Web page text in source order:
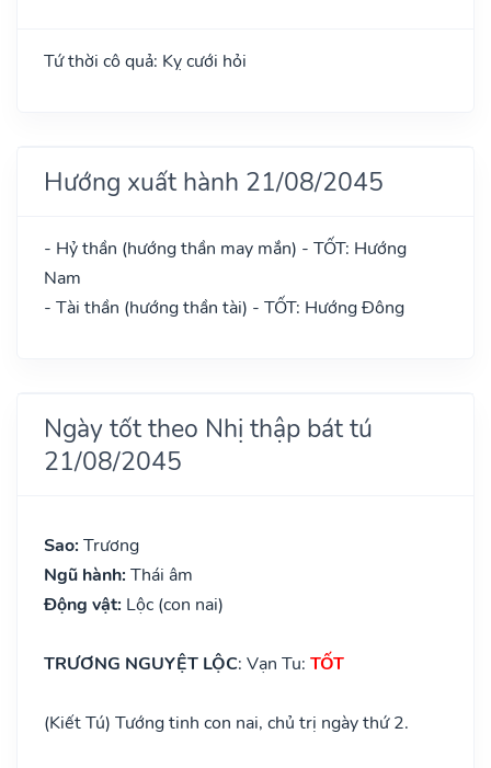
Tứ thời cô quả: Kỵ cưới hỏi
Hướng xuất hành 21/08/2045
- Hỷ thần (hướng thần may mắn) - TỐT: Hướng
Nam
- Tài thần (hướng thần tài) - TỐT: Hướng Đông
Ngày tốt theo Nhị thập bát tú
21/08/2045
Sao: Trương
Ngũ hành: Thái âm
Động vật: Lộc (con nai)
TRƯƠNG NGUYỆT LỘC: Vạn Tu: TỐT
(Kiết Tú) Tướng tinh con nai, chủ trị ngày thứ 2.